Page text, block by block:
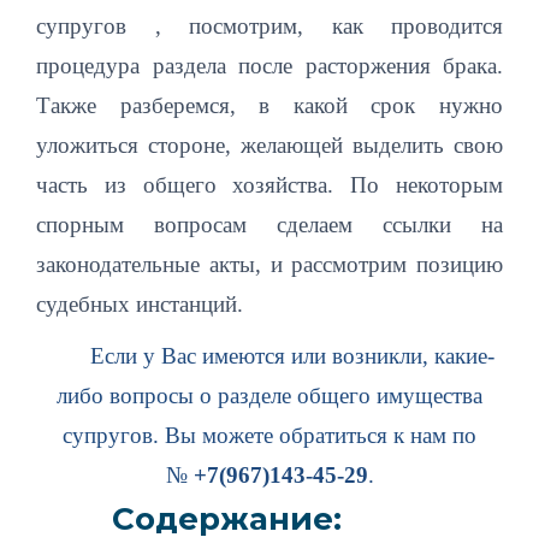
супругов , посмотрим, как проводится
процедура раздела после расторжения брака.
Также разберемся, в какой срок нужно
уложиться стороне, желающей выделить свою
часть из общего хозяйства. По некоторым
спорным вопросам сделаем ссылки на
законодательные акты, и рассмотрим позицию
судебных инстанций.
Если у Вас имеются или возникли, какие-
либо вопросы о разделе общего имущества
супругов. Вы можете обратиться к нам по
№ +7(967)143-45-29.
Содержание: